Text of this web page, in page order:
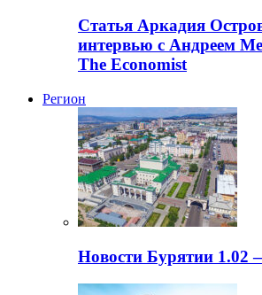
Статья Аркадия
интервью с Андреем
The Economist
Регион
Новости Бурятии 1.02